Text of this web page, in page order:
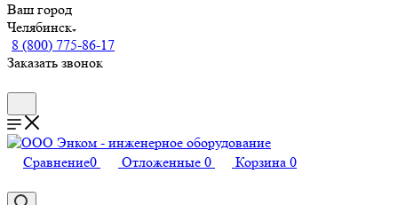
Ваш город
Челябинск
8 (800) 775-86-17
Заказать звонок
Сравнение0 Отложенные 0 Корзина 0